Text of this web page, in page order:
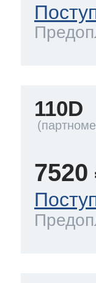
110D
7520